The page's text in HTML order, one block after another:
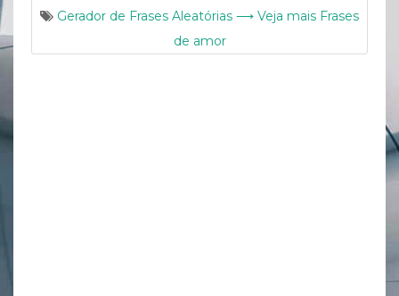
Gerador de Frases Aleatórias ⟶ Veja mais Frases
de amor